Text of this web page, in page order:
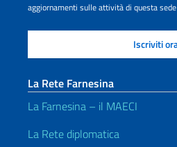
aggiornamenti sulle attività di questa sede
La Rete Farnesina
La Farnesina – il MAECI
La Rete diplomatica